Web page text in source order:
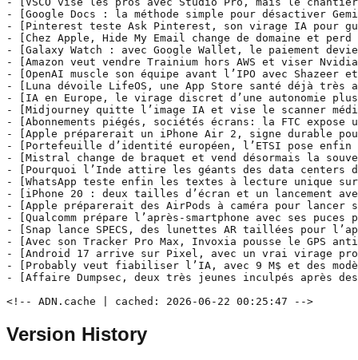
- [Google Docs : la méthode simple pour désactiver
- [Pinterest teste Ask Pinterest, son virage IA pour
- [Chez Apple, Hide My Email change de domaine et
- [Galaxy Watch : avec Google Wallet, le paiement
- [Amazon veut vendre Trainium hors AWS et viser
- [OpenAI muscle son équipe avant l’IPO avec
- [Luna dévoile LifeOS, une App Store santé déjà très
- [IA en Europe, le virage discret d’une autonomie
- [Midjourney quitte l’image IA et vise le scanner
- [Abonnements piégés, sociétés écrans: la FTC
- [Apple préparerait un iPhone Air 2, signe durable
- [Portefeuille d’identité européen, l’ETSI pose enfin
- [Mistral change de braquet et vend désormais la
- [Pourquoi l’Inde attire les géants des data centers
- [WhatsApp teste enfin les textes à lecture unique
- [iPhone 20 : deux tailles d’écran et un lancement
- [Apple préparerait des AirPods à caméra pour lancer
- [Qualcomm prépare l’après-smartphone avec ses
- [Snap lance SPECS, des lunettes AR taillées pour
- [Avec son Tracker Pro Max, Invoxia pousse le GPS
- [Android 17 arrive sur Pixel, avec un vrai virage
- [Probably veut fiabiliser l’IA, avec 9 M$ et des
- [Affaire Dumpsec, deux très jeunes inculpés après
<!-- ADN.cache | cached: 2026-06-22 00:25:47 -->
Version History